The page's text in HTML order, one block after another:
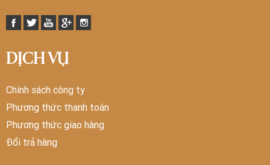
DỊCH VỤ
Chính sách công ty
Phương thức thanh toán
Phương thức giao hàng
Đổi trả hàng